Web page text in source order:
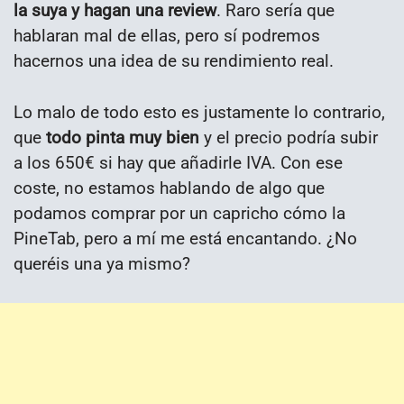
la suya y hagan una review. Raro sería que
hablaran mal de ellas, pero sí podremos
hacernos una idea de su rendimiento real.
Lo malo de todo esto es justamente lo contrario,
que todo pinta muy bien y el precio podría subir
a los 650€ si hay que añadirle IVA. Con ese
coste, no estamos hablando de algo que
podamos comprar por un capricho cómo la
PineTab, pero a mí me está encantando. ¿No
queréis una ya mismo?